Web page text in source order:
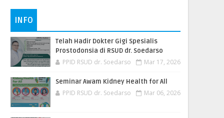
INFO
Telah Hadir Dokter Gigi Spesialis
Prostodonsia di RSUD dr. Soedarso
PPID RSUD dr. Soedarso Mar 17, 2026
Seminar Awam Kidney Health for All
PPID RSUD dr. Soedarso Mar 06, 2026